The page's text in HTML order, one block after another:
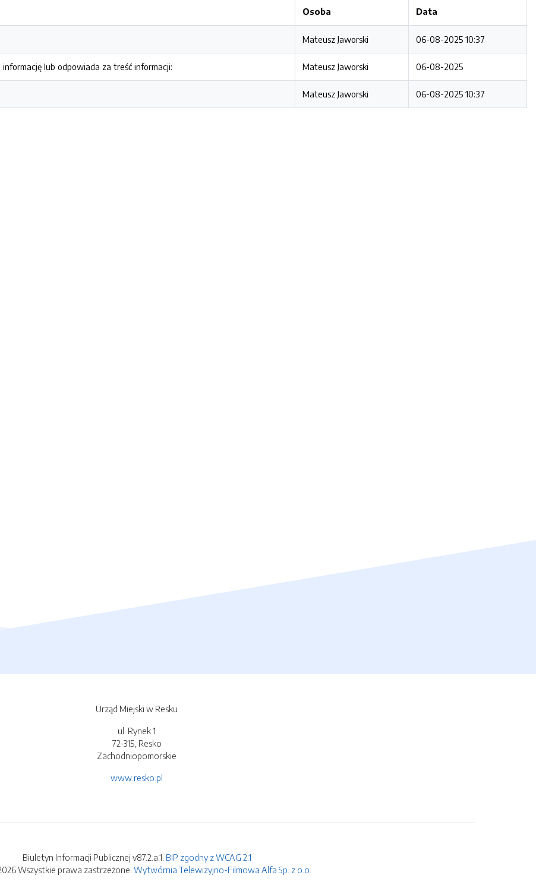
Osoba Data
Mateusz Jaworski 06-08-2025 10:37
lub odpowiada za treść informacji: Mateusz Jaworski 06-08-2025
Mateusz Jaworski 06-08-2025 10:37
Urząd Miejski w Resku
ul. Rynek 1
72-315, Resko
Zachodniopomorskie
www.resko.pl
Biuletyn Informacji Publicznej v87.2.a.1. BIP zgodny z WCAG 2.1
Wszystkie prawa zastrzeżone. Wytwórnia Telewizyjno-Filmowa Alfa Sp. z o.o.